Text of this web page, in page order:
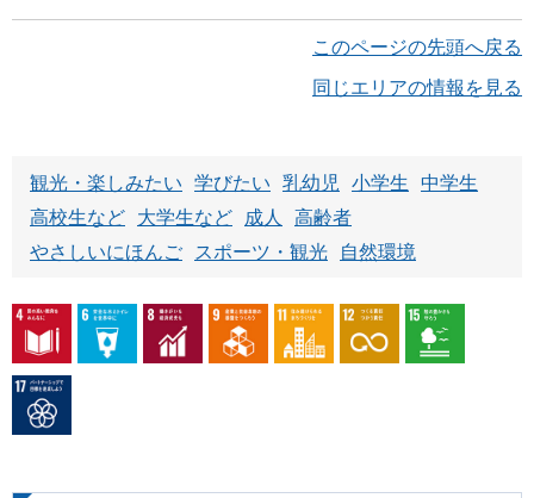
このページの先頭へ戻る
同じエリアの情報を見る
観光・楽しみたい 学びたい 乳幼児 小学生
中学生
高校生など
大学生など 成人
高齢者
やさしいにほんご
スポーツ・観光 自然環境